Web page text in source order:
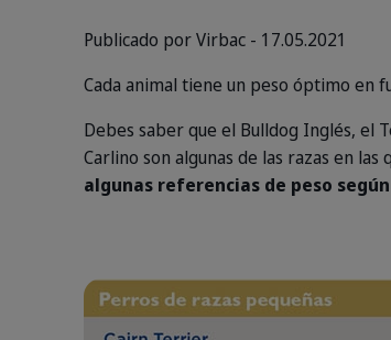
Publicado por Virbac - 17.05.2021
Cada animal tiene un peso óptimo en
Debes saber que el Bulldog Inglés, el
Carlino son algunas de las razas en
algunas referencias de peso